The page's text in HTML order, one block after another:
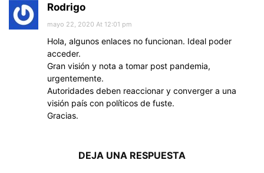
Rodrigo
mayo 22, 2020 At 12:01 pm
Hola, algunos enlaces no funcionan. Ideal poder
acceder.
Gran visión y nota a tomar post pandemia,
urgentemente.
Autoridades deben reaccionar y converger a una
visión país con políticos de fuste.
Gracias.
DEJA UNA RESPUESTA